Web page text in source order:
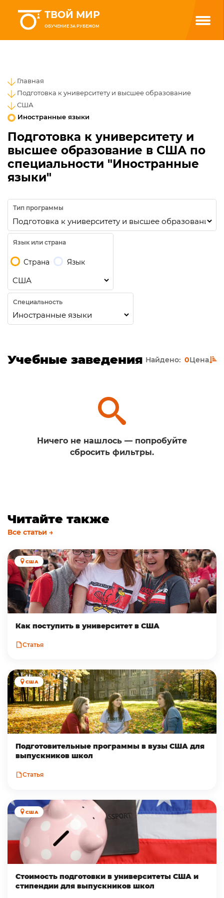
ТВОЙ МИР
ОБУЧЕНИЕ ЗА РУБЕЖОМ
Главная
Подготовка к университету и высшее образование
США
Иностранные языки
Подготовка к университету и
высшее образование в США по
специальности "Иностранные
языки"
Тип программы
Язык или страна
Страна Язык
Специальность
Учебные заведения Найдено: 0Цена
Ничего не нашлось — попробуйте
сбросить фильтры.
Читайте также
Все статьи →
США
Как поступить в университет в США
Статья
США
Подготовительные программы в вузы США для
выпускников школ
Статья
США
Стоимость подготовки в университеты США и
стипендии для выпускников школ